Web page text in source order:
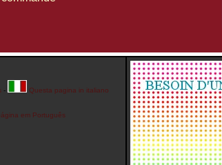
- Questa pagina in italiano
em Português